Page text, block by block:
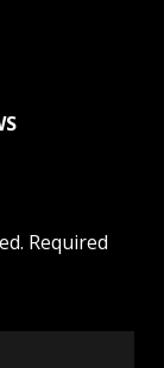
Required